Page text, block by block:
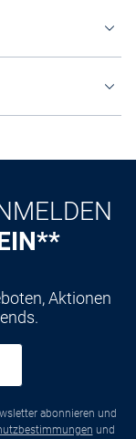
Aktionen
abonnieren und
und